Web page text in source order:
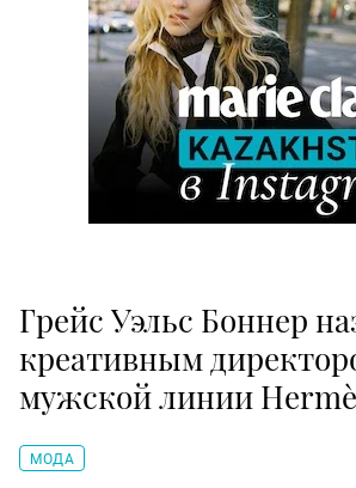
Грейс Уэльс Боннер
креативным
мужской линии
МОДА